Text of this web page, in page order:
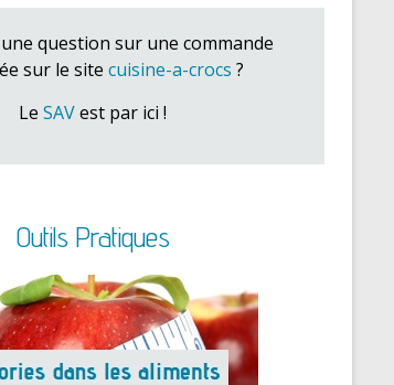
question sur une commande
sur le site cuisine-a-crocs ?
Le SAVest par ici !
Outils Pratiques